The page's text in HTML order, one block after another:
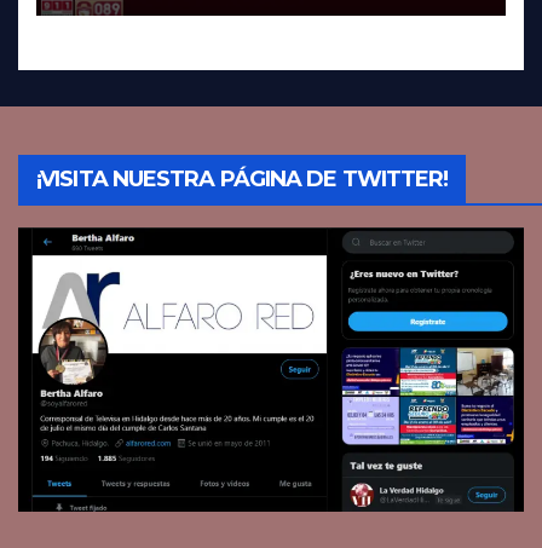
¡VISITA NUESTRA PÁGINA DE TWITTER!